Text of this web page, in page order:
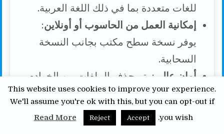
للغات متعددة بما في ذلك اللغة العربية.
إمكانية العمل من الحاسوب أو أونلاين:
يوفر نسخة سطح مكتب بجانب النسخة
السحابية.
أمان عالي : يتم حذف الملفات من الخوادم
بعد ساعتين فقط.
عيوب Sejda PDF Editor
This website uses cookies to improve your experience.
We'll assume you're ok with this, but you can opt-out if
you wish.
Accept
Reject
Read More